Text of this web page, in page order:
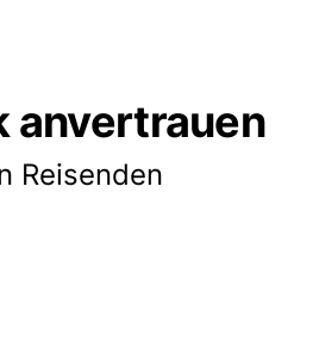
anvertrauen
Reisenden